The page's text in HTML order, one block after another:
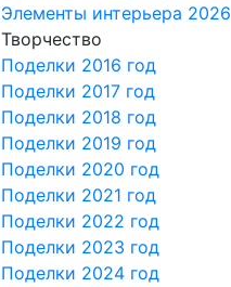
Элементы интерьера 2026
Творчество
Поделки 2016 год
Поделки 2017 год
Поделки 2018 год
Поделки 2019 год
Поделки 2020 год
Поделки 2021 год
Поделки 2022 год
Поделки 2023 год
Поделки 2024 год